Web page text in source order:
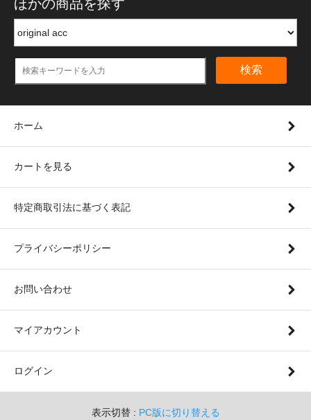
ほかの商品を探す
検索
ホーム
カートを見る
特定商取引法に基づく表記
プライバシーポリシー
お問い合わせ
マイアカウント
ログイン
表示切替 : PC版に切り替える